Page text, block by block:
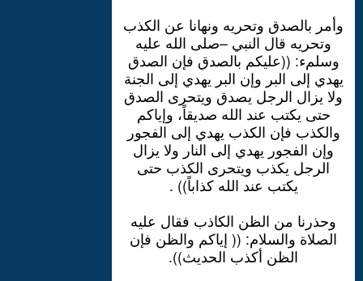
وأمر بالصدق وتحريه ونهانا عن الكذب
وتحريه قال النبي –صلى الله عليه
وسلمء: ((عليكم بالصدق فإن الصدق
يهدي إلى البر وإن البر يهدي إلى الجنة
ولا يزال الرجل يصدق ويتحرى الصدق
حتى يكتب عند الله صديقاً، وإياكم
والكذب فإن الكذب يهدي إلى الفجور
وإن الفجور يهدي إلى النار ولا يزال
الرجل يكذب ويتحرى الكذب حتى
يكتب عند الله كذاباً)) .
وحذرنا من الظن الكاذب فقال عليه
الصلاة والسلام: (( إياكم والظن فإن
الظن أكذب الحديث)).